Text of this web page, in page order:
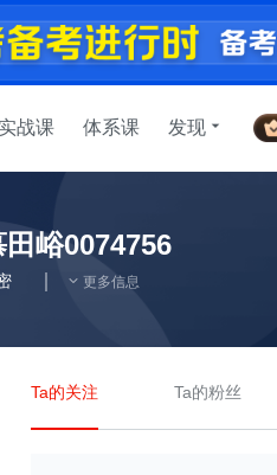
实战课 体系课 发现
田峪0074756
更多信息
Ta的关注 Ta的粉丝